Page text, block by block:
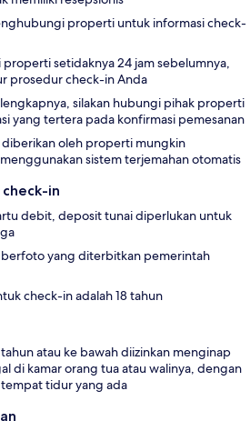
properti untuk informasi check-
setidaknya 24 jam sebelumnya,
prosedur check-in Anda
silakan hubungi pihak properti
yang tertera pada konfirmasi pemesanan
diberikan oleh properti mungkin
sistem terjemahan otomatis
in
debit, deposit tunai diperlukan untuk
yang diterbitkan pemerintah
check-in adalah 18 tahun
atau ke bawah diizinkan menginap
di kamar orang tua atau walinya, dengan
tidur yang ada